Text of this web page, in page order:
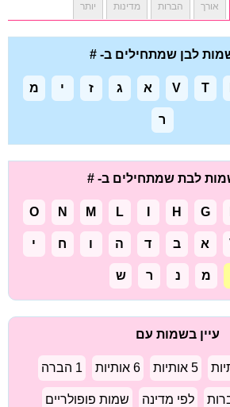
אורך הברות מדינות יותר
לבן שמתחילים ב- #
T
V א ג ז י מ
ר
לבת שמתחילים ב- #
G
H
L
M
N
O
א ב ד ה ו ח י
מ נ ר ש
עיין בשמות עם
5 אותיות 6 אותיות 1 הברה
לפי מדינה שמות פופולריים